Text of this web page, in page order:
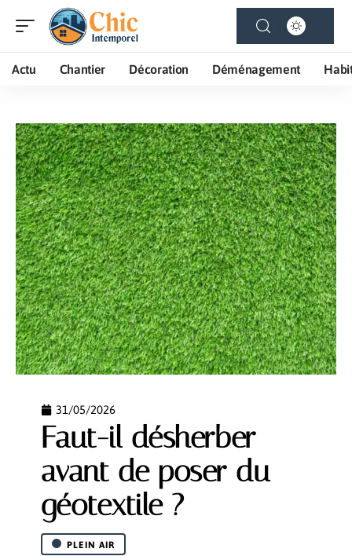
Actu Chantier Décoration Déménagement
31/05/2026
Faut-il désherber
avant de poser du
géotextile ?
PLEIN AIR